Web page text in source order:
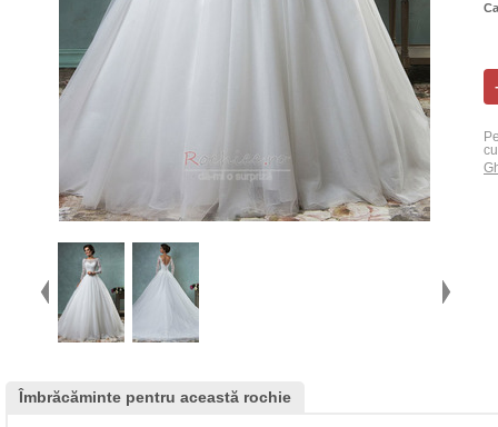
Îmbrăcăminte pentru această rochie